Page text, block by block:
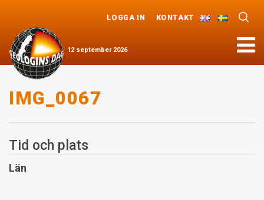
Meny
12 september 2026
LOGGA IN KONTAKT
IMG_0067
Tid och plats
Län